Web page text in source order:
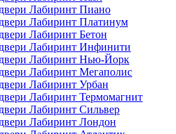
Лабиринт Пиано
Лабиринт Платинум
Лабиринт Бетон
Лабиринт Инфинити
Лабиринт Нью-Йорк
Лабиринт Мегаполис
Лабиринт Урбан
Лабиринт Термомагнит
Лабиринт Сильвер
Лабиринт Лондон